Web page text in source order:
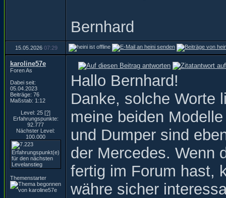
Bernhard
15.05.2026 07:29
karoline57e
Foren As
Dabei seit:
05.04.2023
Beiträge: 76
Maßstab: 1:12
Level: 25 [?]
Erfahrungspunkte:
92.777
Nächster Level:
100.000
Themenstarter
Hallo Bernhard!
Danke, solche Worte
meine beiden
und Dumper sind
der Mercedes. Wenn
fertig im Forum hast,
währe sicher